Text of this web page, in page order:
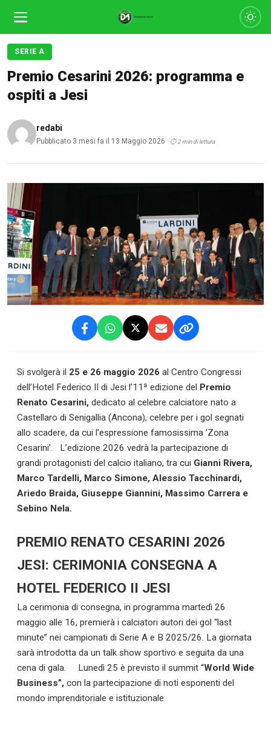
SERIE A
Premio Cesarini 2026: programma e
ospiti a Jesi
redabi
Pubblicato 3 mesi fa il 13 Maggio 2026 · ⏱ 2 min di lettura
Si svolgerà il 25 e 26 maggio 2026 al Centro Congressi
dell’Hotel Federico II di Jesi l’11ª edizione del Premio
Renato Cesarini, dedicato al celebre calciatore nato a
Castellaro di Senigallia (Ancona), celebre per i gol segnati
allo scadere, da cui l’espressione famosissima ‘Zona
Cesarini’. L’edizione 2026 vedrà la partecipazione di
grandi protagonisti del calcio italiano, tra cui Gianni Rivera,
Marco Tardelli, Marco Simone, Alessio Tacchinardi,
Ariedo Braida, Giuseppe Giannini, Massimo Carrera e
Sebino Nela.
PREMIO RENATO CESARINI 2026
JESI: CERIMONIA CONSEGNA A
HOTEL FEDERICO II JESI
La cerimonia di consegna, in programma martedì 26
maggio alle 16, premierà i calciatori autori dei gol “last
minute” nei campionati di Serie A e B 2025/26. La giornata
sarà introdotta da un talk show sportivo e seguita da una
cena di gala. Lunedì 25 è previsto il summit “World Wide
Business”, con la partecipazione di noti esponenti del
mondo imprenditoriale e istituzionale